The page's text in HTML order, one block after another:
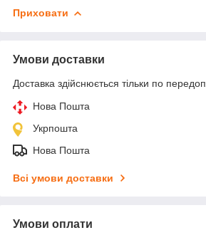
Приховати
Умови доставки
Доставка здійснюється тільки по
Нова Пошта
Укрпошта
Нова Пошта
Всі умови доставки
Умови оплати